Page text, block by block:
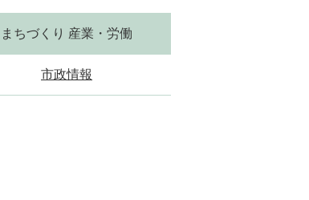
まちづくり 産業・労働
市政情報